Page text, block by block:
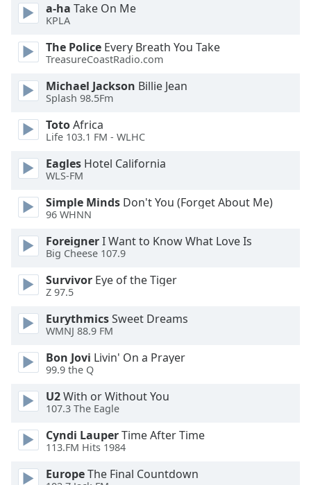
Fullscreen
This
window.
Beginning
window.
Escape
cancel
close
window.
Color
Opacity
Background
Color
Opacity
a-ha Take On Me
KPLA
The Police Every Breath You Take
TreasureCoastRadio.com
Michael Jackson Billie Jean
Splash 98.5Fm
TotoAfrica
Life 103.1 FM - WLHC
Eagles Hotel California
WLS-FM
Simple Minds Don't You (Forget About Me)
96 WHNN
ForeignerI Want to Know What Love Is
Big Cheese 107.9
Survivor Eye of the Tiger
Z 97.5
EurythmicsSweet Dreams
WMNJ 88.9 FM
Bon Jovi Livin' On a Prayer
99.9 the Q
U2With or Without You
107.3 The Eagle
Cyndi LauperTime After Time
113.FM Hits 1984
EuropeThe Final Countdown